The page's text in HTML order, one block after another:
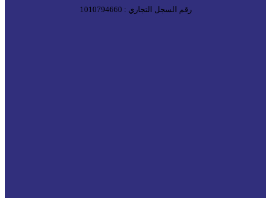
رقم السجل التجاري : 1010794660